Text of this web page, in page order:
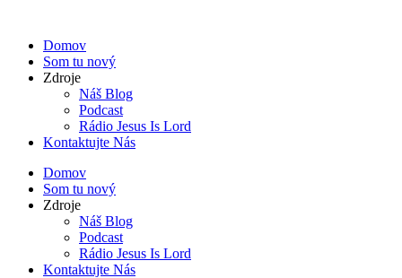
Domov
Som tu nový
Zdroje
Náš Blog
Podcast
Rádio Jesus Is Lord
Kontaktujte Nás
Domov
Som tu nový
Zdroje
Náš Blog
Podcast
Rádio Jesus Is Lord
Kontaktujte Nás